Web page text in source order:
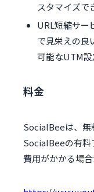
スタマイズで
URL短縮サー
で見栄えの良
可能なUTM設
料金
SocialBeeは、無
SocialBeeの有
費用がかかる場合